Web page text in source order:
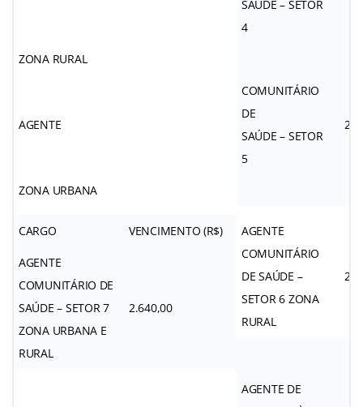
SAÚDE – SETOR
4
ZONA RURAL
AGENTE
COMUNITÁRIO
DE
SAÚDE – SETOR
5
ZONA URBANA
CARGO VENCIMENTO (R$)
AGENTE
COMUNITÁRIO
DE SAÚDE –
SETOR 6 ZONA
RURAL
AGENTE
COMUNITÁRIO DE
SAÚDE – SETOR 7
ZONA URBANA E
RURAL
2.640,00
AGENTE DE